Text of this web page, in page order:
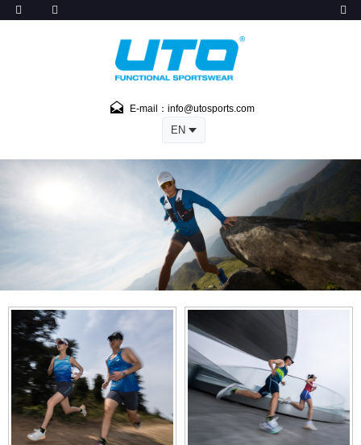
E-mail：info@utosports.com
EN